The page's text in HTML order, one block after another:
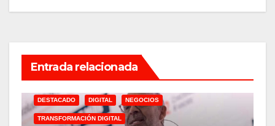
Entrada relacionada
DESTACADO DIGITAL NEGOCIOS
TRANSFORMACIÓN DIGITAL